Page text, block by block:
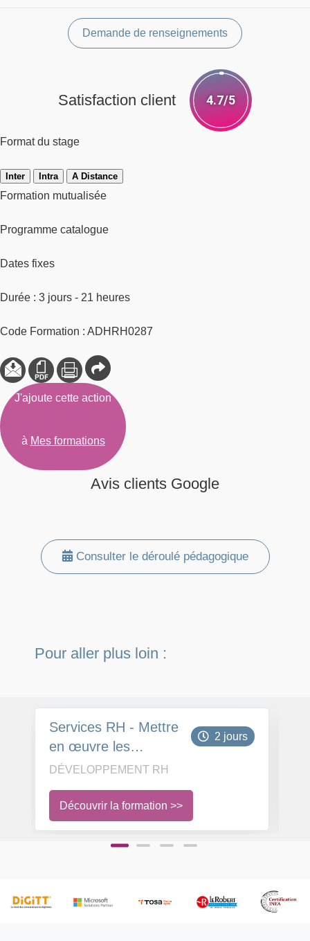
Demande de renseignements
Satisfaction client 4.7/5
Format du stage
Inter Intra A Distance
Formation mutualisée
Programme catalogue
Dates fixes
Durée : 3 jours - 21 heures
Code Formation : ADHRH0287
J'ajoute cette action
à Mes formations
Avis clients Google
Consulter le déroulé pédagogique
Pour aller plus loin :
Services RH - Mettre
en œuvre les
entretiens
2 jours
DÉVELOPPEMENT RH
Découvrir la formation >>